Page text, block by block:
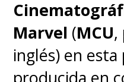
Marvel (MCU,
inglés) en esta